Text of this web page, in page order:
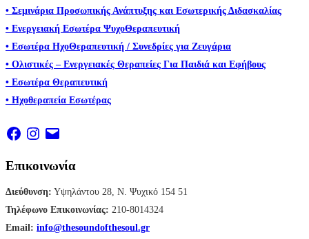
• Σεμινάρια Προσωπικής Ανάπτυξης και Εσωτερικής Διδασκαλίας
• Ενεργειακή Εσωτέρα ΨυχοΘεραπευτική
• Εσωτέρα ΗχοΘεραπευτική / Συνεδρίες για Ζευγάρια
• Ολιστικές – Ενεργειακές Θεραπείες Για Παιδιά και Εφήβους
• Εσωτέρα Θεραπευτική
• Ηχοθεραπεία Εσωτέρας
Facebook
Instagram
Email
Επικοινωνία
Διεύθυνση: Υψηλάντου 28, Ν. Ψυχικό 154 51
Τηλέφωνο Επικοινωνίας: 210-8014324
Email: info@thesoundofthesoul.gr